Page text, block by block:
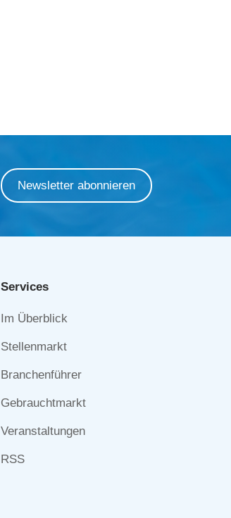
Newsletter abonnieren
Services
Navigation
Im Überblick
Stellenmarkt
Branchenführer
Gebrauchtmarkt
Veranstaltungen
RSS